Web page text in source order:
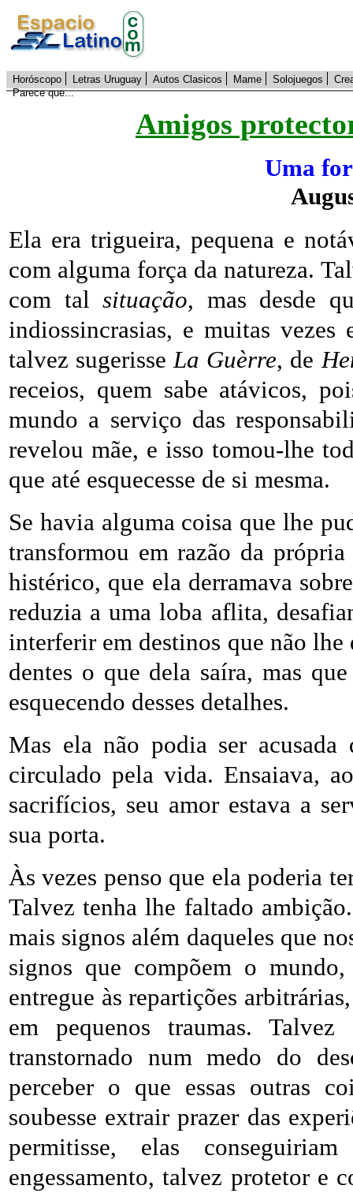
Horóscopo Letras Uruguay Autos Clasicos Mame Solojuegos
Parece que...
Amigos
Uma
Ela era trigueira, pequena e
com alguma força da natureza.
com tal situação, mas desde
indiossincrasias, e muitas vezes
talvez sugerisseLa Guèrre, de
receios, quem sabe atávicos,
mundo a serviço das
revelou mãe, e isso tomou-lhe
que até esquecesse de si mesma.
Se havia alguma coisa que lhe
transformou em razão da
histérico, que ela derramava
reduzia a uma loba aflita,
interferir em destinos que não
dentes o que dela saíra, mas
esquecendo desses detalhes.
Mas ela não podia ser
circulado pela vida. Ensaiava,
sacrifícios, seu amor estava a
sua porta.
Às vezes penso que ela poderia
Talvez tenha lhe faltado
mais signos além daqueles que
signos que compõem o
entregue às repartições
em pequenos traumas.
transtornado num medo do
perceber o que essas outras
soubesse extrair prazer das
permitisse, elas
engessamento, talvez protetor e